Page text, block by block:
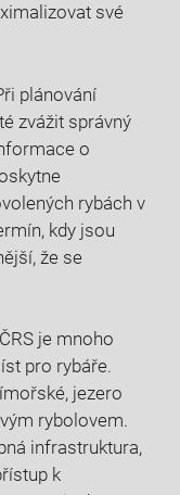
své
plánování
zvážit správný
o
rybách v
kdy jsou
že​ se
je ‍mnoho
pro rybáře.
jezero⁢
rybolovem.
infrastruktura,
k